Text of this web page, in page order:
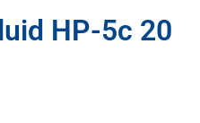
HP-5c 20